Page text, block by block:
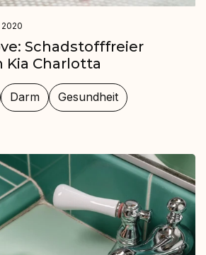
2020
Schadstofffreier
Kia Charlotta
Darm
Gesundheit